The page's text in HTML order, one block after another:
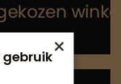
×
gebruik